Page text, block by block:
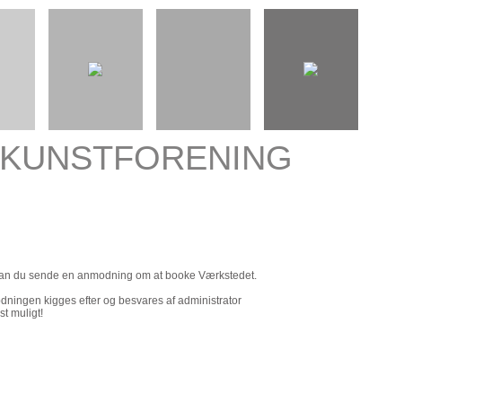
du sende en anmodning om at booke Værkstedet.
kigges efter og besvares af administrator
muligt!